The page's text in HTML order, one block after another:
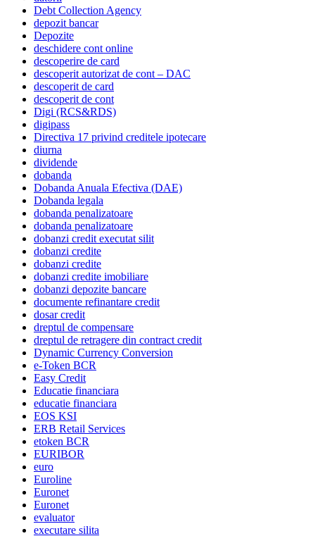
Debt Collection Agency
depozit bancar
Depozite
deschidere cont online
descoperire de card
descoperit autorizat de cont – DAC
descoperit de card
descoperit de cont
Digi (RCS&RDS)
digipass
Directiva 17 privind creditele ipotecare
diurna
dividende
dobanda
Dobanda Anuala Efectiva (DAE)
Dobanda legala
dobanda penalizatoare
dobanda penalizatoare
dobanzi credit executat silit
dobanzi credite
dobanzi credite
dobanzi credite imobiliare
dobanzi depozite bancare
documente refinantare credit
dosar credit
dreptul de compensare
dreptul de retragere din contract credit
Dynamic Currency Conversion
e-Token BCR
Easy Credit
Educatie financiara
educatie financiara
EOS KSI
ERB Retail Services
etoken BCR
EURIBOR
euro
Euroline
Euronet
Euronet
evaluator
executare silita